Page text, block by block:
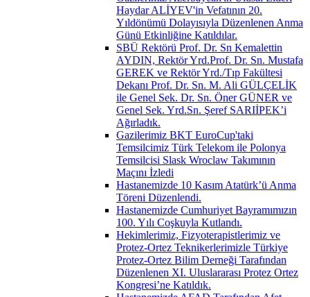
Haydar ALİYEV'in Vefatının 20.
Yıldönümü Dolayısıyla Düzenlenen Anma
Günü Etkinliğine Katıldılar.
SBÜ Rektörü Prof. Dr. Sn Kemalettin
AYDIN, Rektör Yrd.Prof. Dr. Sn. Mustafa
GEREK ve Rektör Yrd./Tıp Fakültesi
Dekanı Prof. Dr. Sn. M. Ali GÜLÇELİK
ile Genel Sek. Dr. Sn. Öner GÜNER ve
Genel Sek. Yrd.Sn. Şeref SARIİPEK’i
Ağırladık.
Gazilerimiz BKT EuroCup'taki
Temsilcimiz Türk Telekom ile Polonya
Temsilcisi Slask Wroclaw Takımının
Maçını İzledi
Hastanemizde 10 Kasım Atatürk’ü Anma
Töreni Düzenlendi.
Hastanemizde Cumhuriyet Bayramımızın
100. Yılı Coşkuyla Kutlandı.
Hekimlerimiz, Fizyoterapistlerimiz ve
Protez-Ortez Teknikerlerimizle Türkiye
Protez-Ortez Bilim Derneği Tarafından
Düzenlenen XI. Uluslararası Protez Ortez
Kongresi’ne Katıldık.